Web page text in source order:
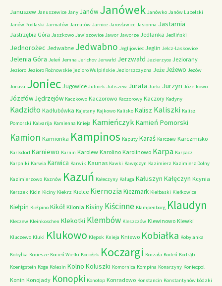
Januszew Januszewice Jany Janów Janówek Janówko Janów Lubelski
Janów Podlaski Jarmatów Jarnatów Jarnice Jarosławiec Jasionna Jastarnia
Jastrzębia Góra Jaszkowo Jawiszowice Jawor Jaworze Jedlanka Jedliński
Jednorożec Jedwabne Jedwabno Jeglijowiec Jeglin Jelcz-Laskowice
Jelenia Góra Jeleń Jemna Jerichov Jerwałd Jerzwałd Jezierzyce Jeziorany
Jezioro Jezioro Rożnowskie jezioro Wulpińskie Jeziorszczyzna Jeże Jeżewo Jeżów
Jonava Joniec Jugowice Julinek Juliszew Jurata Jurki Jurzyn Józefkowo
JózefówJędrzejów Kaczkowo Kaczorowo Kaczorowy Kaczory Kadyny
Kadzidło Kadłubówka Kajetany Kajkowo Kalisko Kalisz Kaliszki Kalisz
Pomorski Kalvarija Kamienna Knieja Kamieńczyk Kamień Pomorski
Kamion Kamionka Kampinos Kaputy Karaś Karczew Karczmisko
Karlsdorf Karniewo Karnin Karolew Karolino Karolinowo Karpa Karpacz
Karpniki Karwia Karwica Karwik Kaunas Kawki Kawęczyn Kazimierz Kazimierz Dolny
Kazimierzowo Kaznów Kazuń Kałeczyny Kaługa Kałuszyn Kałęczyn Kcynia
Kerszek Kicin Kiciny Kiekrz Kielce Kiernozia Kiezmark Kiełbaski Kiełkowice
Kiełpin Kiełpino Kikół Kilonia Kisiny Kiścinne Klampenborg Klaudyn
Kleczew Kleinkoschen Klekotki Klembów Kleszczów Klewinowo Klewki
Kluczewo Kluki Klukowo Klępsk Knieja Kniewo Kobiałka Kobylanka
Kobyłka Kociesze Kocień Wielki Kociołek Koczargi Koczała Kodeń Kodrąb
Koenigstein Koge Kolesin Kolno Koluszki Komornica Kompina Konarzyny Koniecpol
Konin Konojady Konopki Konotop Konradowo Konstancin Konstantynów Łódzki